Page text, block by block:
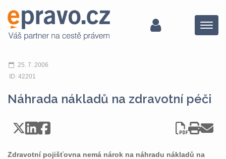
Menu
25. 7. 2006
ID: 42201
Náhrada nákladů na zdravotní péči
Zdravotní pojišťovna nemá nárok na náhradu nákladů na